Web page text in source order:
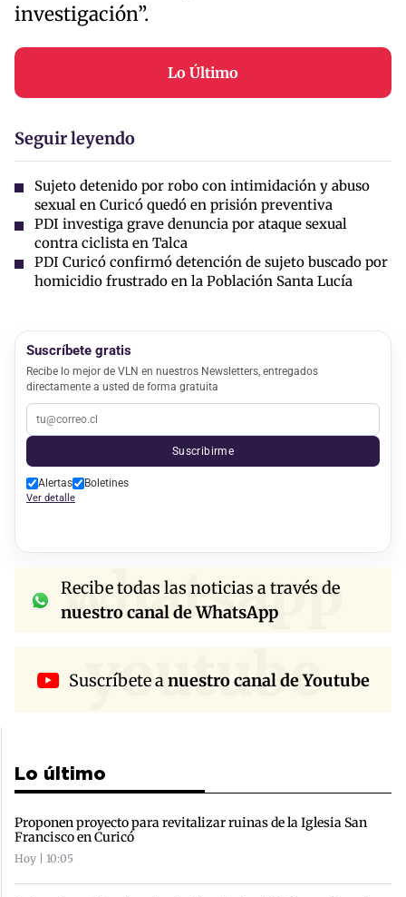
investigación”.
Lo Último
Seguir leyendo
Sujeto detenido por robo con intimidación y abuso
sexual en Curicó quedó en prisión preventiva
PDI investiga grave denuncia por ataque sexual
contra ciclista en Talca
PDI Curicó confirmó detención de sujeto buscado por
homicidio frustrado en la Población Santa Lucía
Suscríbete gratis
Recibe lo mejor de VLN en nuestros Newsletters, entregados
directamente a usted de forma gratuita
Suscribirme
Alertas Boletines
Ver detalle
whatsapp
Recibe todas las noticias a través de
nuestro canal de WhatsApp
youtube
Suscríbete anuestro canal de Youtube
Lo último
Proponen proyecto para revitalizar ruinas de la Iglesia San
Francisco en Curicó
Hoy | 10:05